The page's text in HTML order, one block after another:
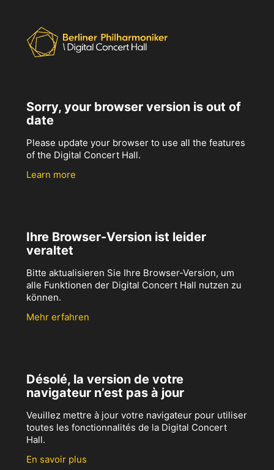
Sorry, your browser version is out of
date
Please update your browser to use all the features
of the Digital Concert Hall.
Learn more
Ihre Browser-Version ist leider
veraltet
Bitte aktualisieren Sie Ihre Browser-Version, um
alle Funktionen der Digital Concert Hall nutzen zu
können.
Mehr erfahren
Désolé, la version de votre
navigateur n’est pas à jour
Veuillez mettre à jour votre navigateur pour utiliser
toutes les fonctionnalités de la Digital Concert
Hall.
En savoir plus